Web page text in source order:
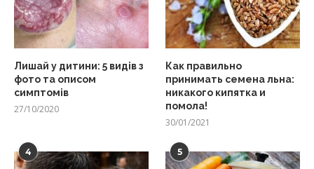
Лишай у дитини: 5 видів з
фото та описом
симптомів
27/10/2020
Как правильно
принимать семена льна:
никакого кипятка и
помола!
30/01/2021
4 5